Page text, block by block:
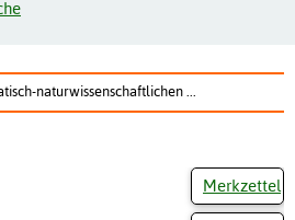
naturwissenschaftlichen ...
Merkzettel